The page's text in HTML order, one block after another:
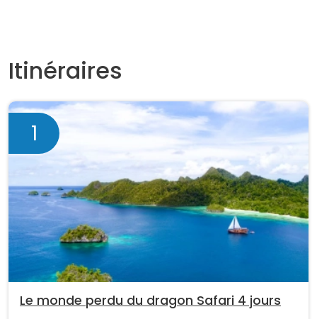
Itinéraires
1
Le monde perdu du dragon Safari 4 jours